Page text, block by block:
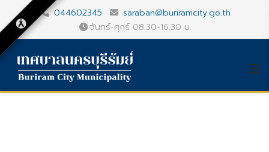
044602345
saraban@buriramcity.go.th
จันทร์-ศุกร์ 08.30-16.30 น.